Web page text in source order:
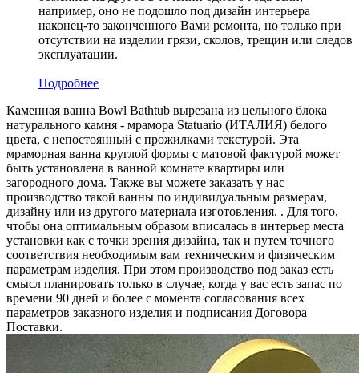
например, оно не подошло под дизайн интерьера
наконец-то законченного Вами ремонта, но только при
отсутствии на изделии грязи, сколов, трещин или следов
эксплуатации.
Подробнее
Каменная ванна Bowl Bathtub вырезана из цельного блока
натурального камня - мрамора Statuario (ИТАЛИЯ) белого
цвета, c непостоянный с прожилками текстурой. Эта
мраморная ванна круглой формы с матовой фактурой может
быть установлена в ванной комнате квартиры или
загородного дома. Также вы можете заказать у нас
производство такой ванны по индивидуальным размерам,
дизайну или из другого материала изготовления. . Для того,
чтобы она оптимальным образом вписалась в интерьер места
установки как с точки зрения дизайна, так и путем точного
соответствия необходимым вам техническим и физическим
параметрам изделия. При этом производство под заказ есть
смысл планировать только в случае, когда у вас есть запас по
времени 90 дней и более с момента согласования всех
параметров заказного изделия и подписания Договора
Поставки.